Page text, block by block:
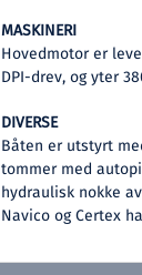
MASKINERI
Hovedmotor er
DPI-drev, og yter
DIVERSE
Båten er utstyrt
tommer med
hydraulisk nokke
Navico og Certex